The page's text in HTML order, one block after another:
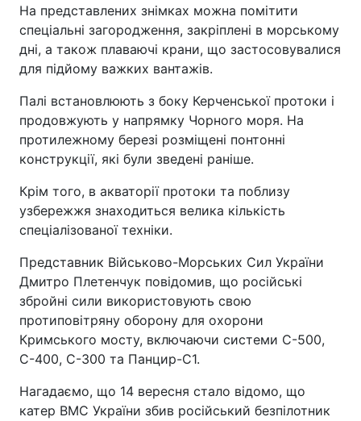
На представлених знімках можна помітити
спеціальні загородження, закріплені в морському
дні, а також плаваючі крани, що застосовувалися
для підйому важких вантажів.
Палі встановлюють з боку Керченської протоки і
продовжують у напрямку Чорного моря. На
протилежному березі розміщені понтонні
конструкції, які були зведені раніше.
Крім того, в акваторії протоки та поблизу
узбережжя знаходиться велика кількість
спеціалізованої техніки.
Представник Військово-Морських Сил України
Дмитро Плетенчук повідомив, що російські
збройні сили використовують свою
протиповітряну оборону для охорони
Кримського мосту, включаючи системи С-500,
С-400, С-300 та Панцир-С1.
Нагадаємо, що 14 вересня стало відомо, що
катер ВМС України збив російський безпілотник